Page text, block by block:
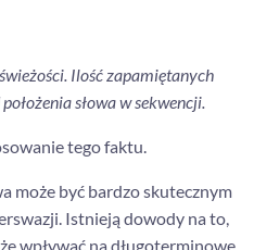
Ilość zapamiętanych
słowa w sekwencji.
tego faktu.
może być bardzo skutecznym
Istnieją dowody na to,
wpływać na długoterminowe